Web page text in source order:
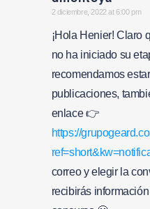
says:
2 diciembre, 2022 at 6:00 pm
¡Hola Henier! Claro
no ha iniciado su
recomendamos
publicaciones,
enlace 👉
https://
correo y elegir la
recibirás